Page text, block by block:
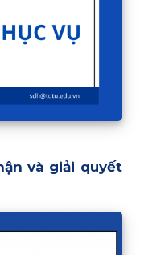
và giải quyết